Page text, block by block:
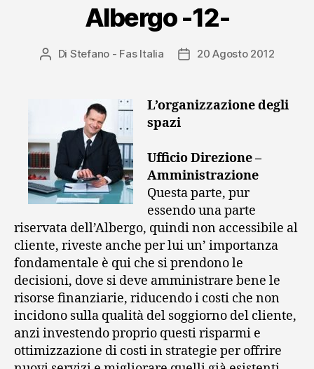
Albergo -12-
Autore
Di Stefano - Fas Italia
Data20 Agosto 2012
L’organizzazione degli
spazi
Ufficio Direzione –
Amministrazione
Questa parte, pur
essendo una parte
riservata dell’Albergo, quindi non accessibile al
cliente, riveste anche per lui un’ importanza
fondamentale è qui che si prendono le
decisioni, dove si deve amministrare bene le
risorse finanziarie, riducendo i costi che non
incidono sulla qualità del soggiorno del cliente,
anzi investendo proprio questi risparmi e
ottimizzazione di costi in strategie per offrire